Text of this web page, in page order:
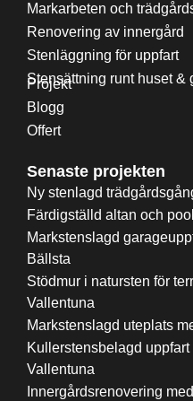
Markarbeten och
Renovering av innergård
Stenläggning för uppfart
Stensättning runt huset &
Projekt
Blogg
Offert
Senaste projekten
Ny stenlagd
Färdigställd altan och
Markstenslagd
Bällsta
Stödmur i natursten för
Vallentuna
Markstenslagd uteplats
Kullerstensbelagd
Vallentuna
Innergårdsrenovering